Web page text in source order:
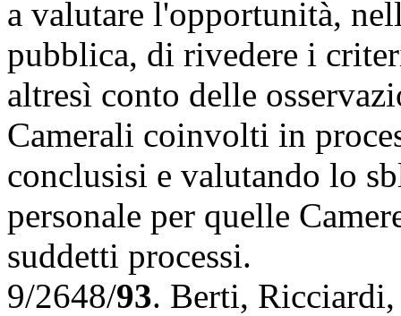
a valutare l'opportunità,
pubblica, di rivedere i
altresì conto delle
Camerali coinvolti in
conclusisi e valutando lo
personale per quelle
suddetti processi.
9/2648/93. Berti, Ricciardi